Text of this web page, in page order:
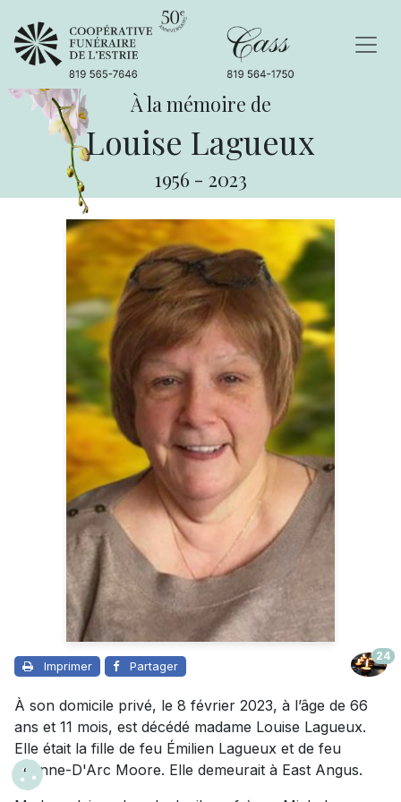
À la mémoire de
Louise Lagueux
1956 - 2023
Imprimer Partager
24
À son domicile privé, le 8 février 2023, à l’âge de 66
ans et 11 mois, est décédé madame Louise Lagueux.
Elle était la fille de feu Émilien Lagueux et de feu
Jeanne-D'Arc Moore. Elle demeurait à East Angus.